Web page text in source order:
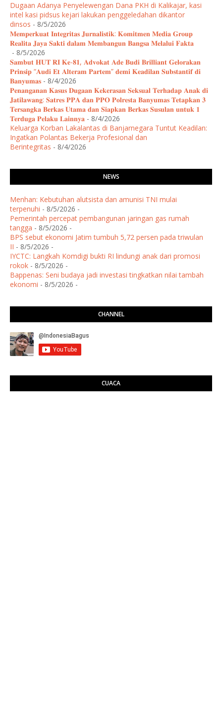
Dugaan Adanya Penyelewengan Dana PKH di Kalikajar, kasi
intel kasi pidsus kejari lakukan penggeledahan dikantor
dinsos - 8/5/2026
𝐌𝐞𝐦𝐩𝐞𝐫𝐤𝐮𝐚𝐭 𝐈𝐧𝐭𝐞𝐠𝐫𝐢𝐭𝐚𝐬 𝐉𝐮𝐫𝐧𝐚𝐥𝐢𝐬𝐭𝐢𝐤: 𝐊𝐨𝐦𝐢𝐭𝐦𝐞𝐧 𝐌𝐞𝐝𝐢𝐚 𝐆𝐫𝐨𝐮𝐩
𝐑𝐞𝐚𝐥𝐢𝐭𝐚 𝐉𝐚𝐲𝐚 𝐒𝐚𝐤𝐭𝐢 𝐝𝐚𝐥𝐚𝐦 𝐌𝐞𝐦𝐛𝐚𝐧𝐠𝐮𝐧 𝐁𝐚𝐧𝐠𝐬𝐚 𝐌𝐞𝐥𝐚𝐥𝐮𝐢 𝐅𝐚𝐤𝐭𝐚 ​
- 8/5/2026
𝐒𝐚𝐦𝐛𝐮𝐭 𝐇𝐔𝐓 𝐑𝐈 𝐊𝐞-𝟖𝟏, 𝐀𝐝𝐯𝐨𝐤𝐚𝐭 𝐀𝐝𝐞 𝐁𝐮𝐝𝐢 𝐁𝐫𝐢𝐥𝐥𝐢𝐚𝐧𝐭 𝐆𝐞𝐥𝐨𝐫𝐚𝐤𝐚𝐧
𝐏𝐫𝐢𝐧𝐬𝐢𝐩 “𝐀𝐮𝐝𝐢 𝐄𝐭 𝐀𝐥𝐭𝐞𝐫𝐚𝐦 𝐏𝐚𝐫𝐭𝐞𝐦” 𝐝𝐞𝐦𝐢 𝐊𝐞𝐚𝐝𝐢𝐥𝐚𝐧 𝐒𝐮𝐛𝐬𝐭𝐚𝐧𝐭𝐢𝐟 𝐝𝐢
𝐁𝐚𝐧𝐲𝐮𝐦𝐚𝐬 - 8/4/2026
​𝐏𝐞𝐧𝐚𝐧𝐠𝐚𝐧𝐚𝐧 𝐊𝐚𝐬𝐮𝐬 𝐃𝐮𝐠𝐚𝐚𝐧 𝐊𝐞𝐤𝐞𝐫𝐚𝐬𝐚𝐧 𝐒𝐞𝐤𝐬𝐮𝐚𝐥 𝐓𝐞𝐫𝐡𝐚𝐝𝐚𝐩 𝐀𝐧𝐚𝐤 𝐝𝐢
𝐉𝐚𝐭𝐢𝐥𝐚𝐰𝐚𝐧𝐠: 𝐒𝐚𝐭𝐫𝐞𝐬 𝐏𝐏𝐀 𝐝𝐚𝐧 𝐏𝐏𝐎 𝐏𝐨𝐥𝐫𝐞𝐬𝐭𝐚 𝐁𝐚𝐧𝐲𝐮𝐦𝐚𝐬 𝐓𝐞𝐭𝐚𝐩𝐤𝐚𝐧 𝟑
𝐓𝐞𝐫𝐬𝐚𝐧𝐠𝐤𝐚 𝐁𝐞𝐫𝐤𝐚𝐬 𝐔𝐭𝐚𝐦𝐚 𝐝𝐚𝐧 𝐒𝐢𝐚𝐩𝐤𝐚𝐧 𝐁𝐞𝐫𝐤𝐚𝐬 𝐒𝐮𝐬𝐮𝐥𝐚𝐧 𝐮𝐧𝐭𝐮𝐤 𝟏
𝐓𝐞𝐫𝐝𝐮𝐠𝐚 𝐏𝐞𝐥𝐚𝐤𝐮 𝐋𝐚𝐢𝐧𝐧𝐲𝐚 - 8/4/2026
Keluarga Korban Lakalantas di Banjarnegara Tuntut Keadilan:
Ingatkan Polantas Bekerja Profesional dan
Berintegritas - 8/4/2026
NEWS
Menhan: Kebutuhan alutsista dan amunisi TNI mulai
terpenuhi - 8/5/2026 -
Pemerintah percepat pembangunan jaringan gas rumah
tangga - 8/5/2026 -
BPS sebut ekonomi Jatim tumbuh 5,72 persen pada triwulan
II - 8/5/2026 -
IYCTC: Langkah Komdigi bukti RI lindungi anak dari promosi
rokok - 8/5/2026 -
Bappenas: Seni budaya jadi investasi tingkatkan nilai tambah
ekonomi - 8/5/2026 -
CHANNEL
CUACA